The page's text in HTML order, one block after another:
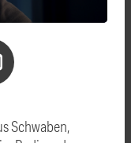
Schwaben,